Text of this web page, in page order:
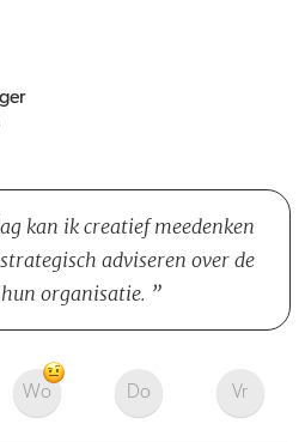
kan ik creatief meedenken
adviseren over de
organisatie.
Wo Do Vr